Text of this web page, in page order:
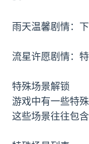
雨天温馨剧情：
流星许愿剧情：
特殊场景解锁
游戏中有一些特
这些场景往往包